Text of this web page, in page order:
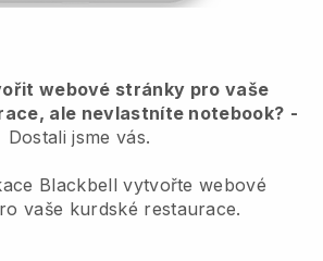
webové stránky pro vaše
ale nevlastníte notebook? -
Dostali jsme vás.
Blackbell vytvořte webové
vaše kurdské restaurace.